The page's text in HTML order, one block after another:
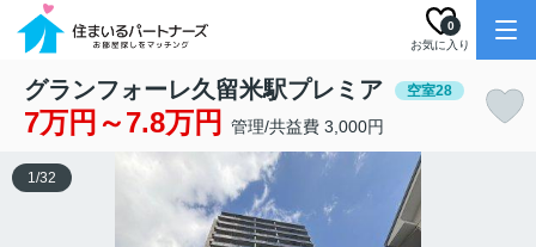
お気に入り
0
グランフォーレ久留米駅プレミア 空室28
7万円～7.8万円 管理/共益費 3,000円
1/32